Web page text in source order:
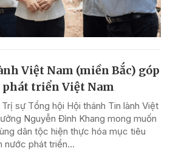
Việt Nam (miền Bắc) góp
triển Việt Nam
sự Tổng hội Hội thánh Tin lành Việt
Nguyễn Đình Khang mong muốn
dân tộc hiện thực hóa mục tiêu
nước phát triển...